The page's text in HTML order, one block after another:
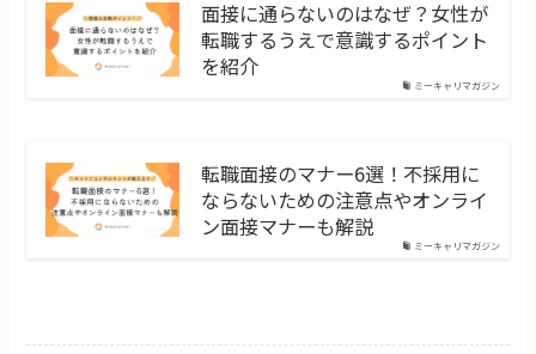
ミーキャリマガジン
面接に通らないのはなぜ？女性が
転職するうえで意識するポイント
を紹介
ミーキャリマガジン
転職面接のマナー6選！不採用に
ならないための注意点やオンライ
ン面接マナーも解説